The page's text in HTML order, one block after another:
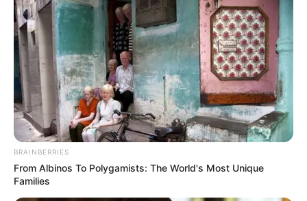
BRAINBERRIES
From Albinos To Polygamists: The World's Most Unique
Families